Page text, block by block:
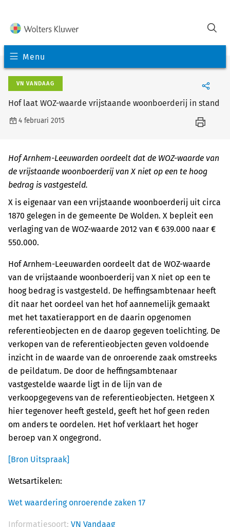
Menu
VN VANDAAG
Hof laat WOZ-waarde vrijstaande woonboerderij in stand
4 februari 2015
Hof Arnhem-Leeuwarden oordeelt dat de WOZ-waarde van
de vrijstaande woonboerderij van X niet op een te hoog
bedrag is vastgesteld.
X is eigenaar van een vrijstaande woonboerderij uit circa
1870 gelegen in de gemeente De Wolden. X bepleit een
verlaging van de WOZ-waarde 2012 van € 639.000 naar €
550.000.
Hof Arnhem-Leeuwarden oordeelt dat de WOZ-waarde
van de vrijstaande woonboerderij van X niet op een te
hoog bedrag is vastgesteld. De heffingsambtenaar heeft
dit naar het oordeel van het hof aannemelijk gemaakt
met het taxatierapport en de daarin opgenomen
referentieobjecten en de daarop gegeven toelichting. De
verkopen van de referentieobjecten geven voldoende
inzicht in de waarde van de onroerende zaak omstreeks
de peildatum. De door de heffingsambtenaar
vastgestelde waarde ligt in de lijn van de
verkoopgegevens van de referentieobjecten. Hetgeen X
hier tegenover heeft gesteld, geeft het hof geen reden
om anders te oordelen. Het hof verklaart het hoger
beroep van X ongegrond.
[Bron Uitspraak]
Wetsartikelen:
Wet waardering onroerende zaken 17
Informatiesoort: VN Vandaag